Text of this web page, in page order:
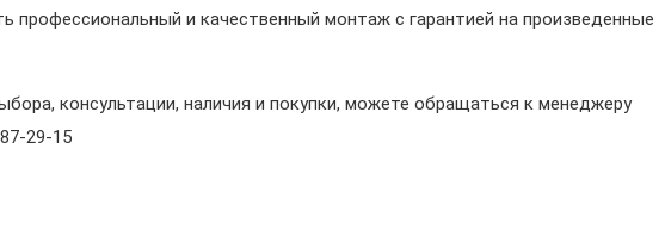
и качественный монтаж с гарантией на произведенные
консультации, наличия и покупки, можете обращаться к менеджеру
29-15